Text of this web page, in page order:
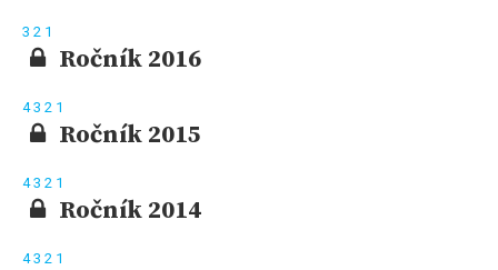
3 2 1
Ročník 2016
43 2 1
Ročník 2015
43 2 1
Ročník 2014
43 2 1